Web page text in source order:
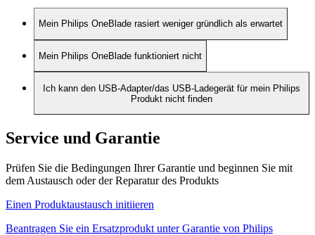
Mein Philips OneBlade rasiert weniger gründlich als erwartet
Mein Philips OneBlade funktioniert nicht
Ich kann den USB-Adapter/das USB-Ladegerät für mein Philips
Produkt nicht finden
Service und Garantie
Prüfen Sie die Bedingungen Ihrer Garantie und beginnen Sie mit
dem Austausch oder der Reparatur des Produkts
Einen Produktaustausch initiieren
Beantragen Sie ein Ersatzprodukt unter Garantie von Philips